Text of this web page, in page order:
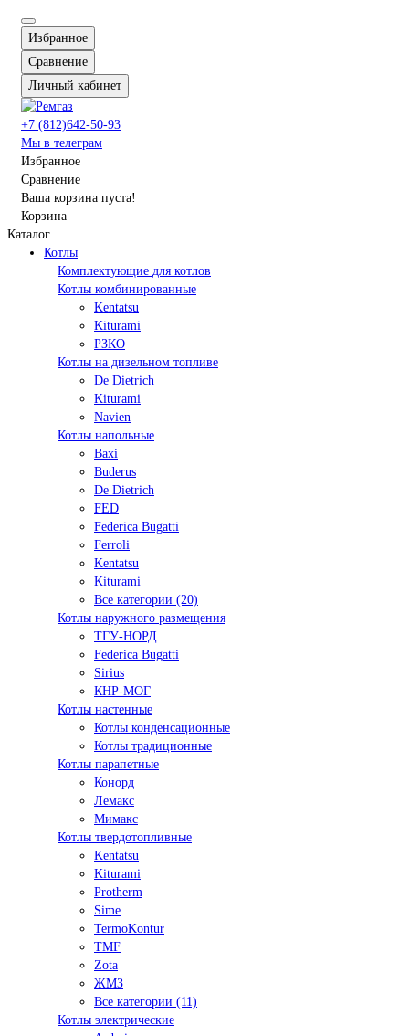
Избранное
Сравнение
Личный кабинет
+7 (812)642-50-93
Мы в телеграм
Избранное
Сравнение
Ваша корзина пуста!
Корзина
Каталог
Котлы
Комплектующие для котлов
Котлы комбинированные
Kentatsu
Kiturami
РЗКО
Котлы на дизельном топливе
De Dietrich
Kiturami
Navien
Котлы напольные
Baxi
Buderus
De Dietrich
FED
Federica Bugatti
Ferroli
Kentatsu
Kiturami
Все категории (20)
Котлы наружного размещения
ТГУ-НОРД
Federica Bugatti
Sirius
КНР-МОГ
Котлы настенные
Котлы конденсационные
Котлы традиционные
Котлы парапетные
Конорд
Лемакс
Мимакс
Котлы твердотопливные
Kentatsu
Kiturami
Protherm
Sime
TermoKontur
TMF
Zota
ЖМЗ
Все категории (11)
Котлы электрические